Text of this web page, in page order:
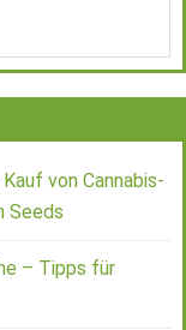
von Cannabis-
Seeds
– Tipps für